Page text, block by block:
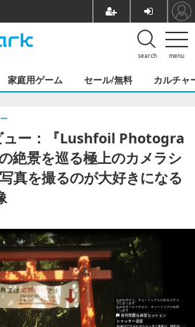
menu
search
家庭用ゲーム セール/無料 カルチャ
ー：『Lushfoil Photogra
絶景を巡る極上のカメラシ
真を撮るのが大好きになる